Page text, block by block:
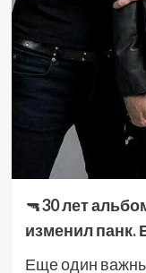
🔫30 лет
изменил панк.
Еще один